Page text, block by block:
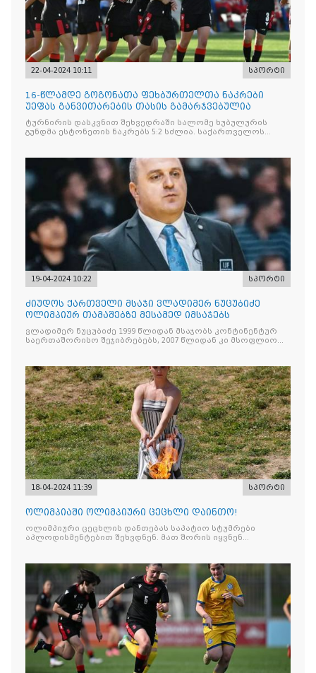
22-04-2024 10:11 სპორტი
16-წლამდე გოგონათა ფეხბურთელთა ნაკრები
უეფას განვითარების თასის გამარჯვებულია
ტურნირის დასკვნით შეხვედრაში სალომე ხუბულურის
გუნდმა ესტონეთის ნაკრებს 5:2 სძლია. საქართველოს
19-04-2024 10:22 სპორტი
ძიუდოს ქართველი მსაჯი ვლადიმერ ნუცუბიძე
ოლიმპიურ თამაშებზე მესამედ იმსაჯებს
ვლადიმერ ნუცუბიძე 1999 წლიდან მსაჯობს კონტინენტურ
საერთაშორისო შეჯიბრებებს, 2007 წლიდან კი მსოფლიო
18-04-2024 11:39 სპორტი
ოლიმპიაში ოლიმპიური ცეცხლი დაინთო!
ოლიმპიური ცეცხლის დანთებას საპატიო სტუმრები
აპლოდისმენტებით შეხვდნენ. მათ შორის იყვნენ